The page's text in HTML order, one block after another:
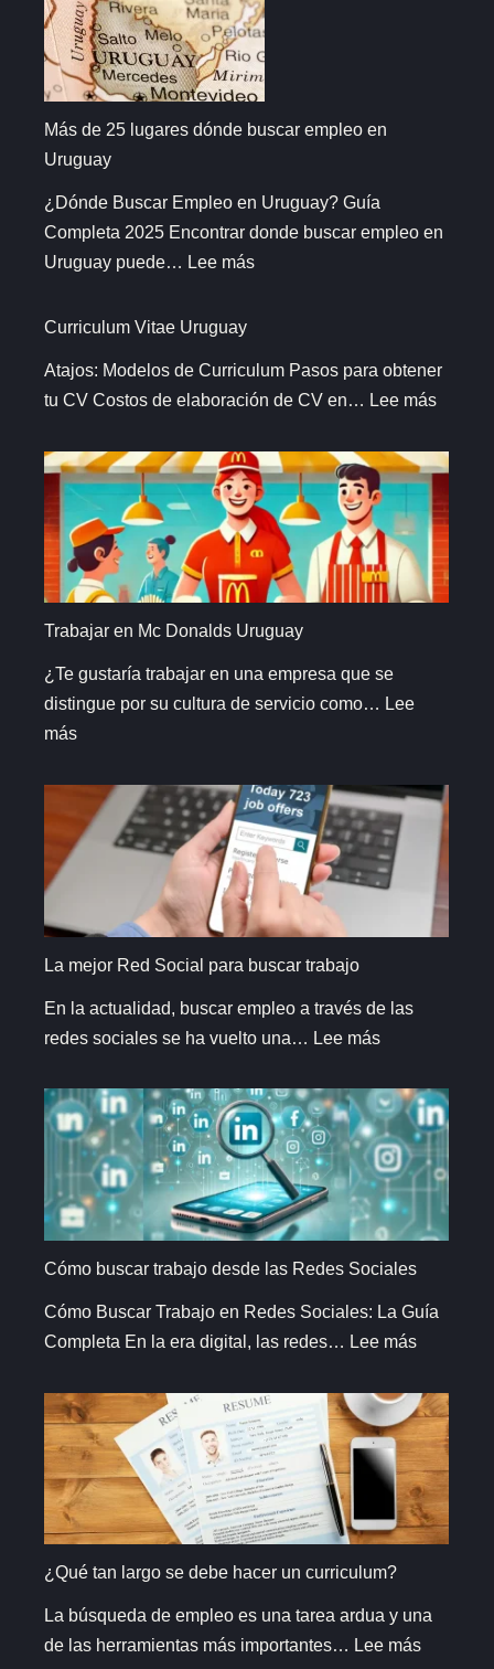
Más de 25 lugares dónde buscar empleo en
Uruguay
¿Dónde Buscar Empleo en Uruguay? Guía
Completa 2025 Encontrar donde buscar empleo en
Uruguay puede… Lee más:
lugares
dónde
empleo
en
Uruguay
Curriculum Vitae Uruguay
Atajos: Modelos de Curriculum Pasos para obtener
tu CV Costos de elaboración de CV en… Lee más:
Vitae
Trabajar en Mc Donalds Uruguay
¿Te gustaría trabajar en una empresa que se
distingue por su cultura de servicio como… Lee
más:
Mc
Donalds
La mejor Red Social para buscar trabajo
En la actualidad, buscar empleo a través de las
redes sociales se ha vuelto una… Lee más:
mejor
Red
Social
para
buscar
trabajo
Cómo buscar trabajo desde las Redes Sociales
Cómo Buscar Trabajo en Redes Sociales: La Guía
Completa En la era digital, las redes… Lee más:
buscar
trabajo
desde
las
Redes
Sociales
¿Qué tan largo se debe hacer un curriculum?
La búsqueda de empleo es una tarea ardua y una
de las herramientas más importantes… Lee más: